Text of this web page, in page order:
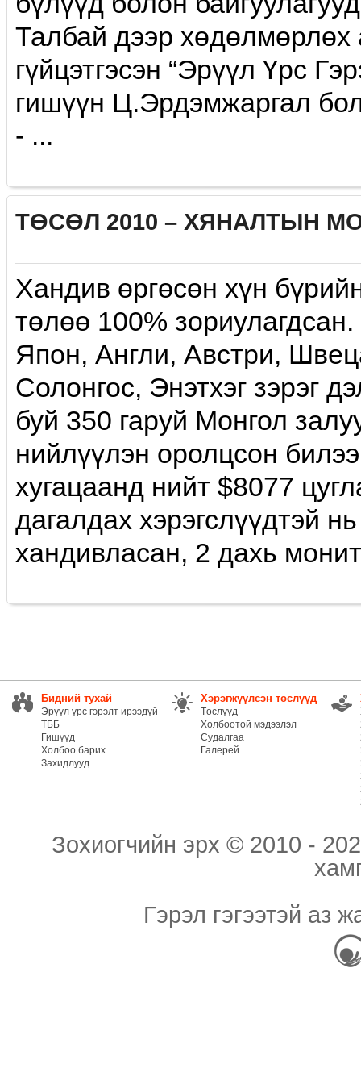
Талбай дээр хөдөлмөрлөx
гүйцэтгэсэн “Эрүүл Үрс
гишүүн Ц.Эрдэмжаргал
- ...
ТӨСӨЛ 2010 – ХЯНАЛТЫН
Хандив өргөсөн хүн
төлөө 100%
Япон, Англи, Австри,
Солонгос, Энэтхэг зэрэг
буй 350 гаруй Монгол
нийлүүлэн оролцсон
хугацаанд нийт $8077
дагалдах хэрэгслүүдтэй
хандивласан, 2 дахь
Бидний тухай
Эрүүл үрс гэрэлт ирээдүй
ТББ
Гишүүд
Холбоо барих
Захидлууд
Хэрэгжүүлсэн төслүүд
Төслүүд
Холбоотой мэдээлэл
Судалгаа
Галерей
Зохиогчийн эрх © 2010 -
Гэрэл гэгээтэй аз